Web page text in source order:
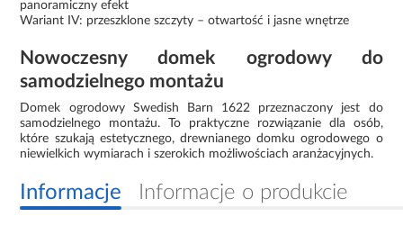
panoramiczny efekt
Wariant IV: przeszklone szczyty – otwartość i jasne wnętrze
Nowoczesny domek ogrodowy do
samodzielnego montażu
Domek ogrodowy Swedish Barn 1622 przeznaczony jest do
samodzielnego montażu. To praktyczne rozwiązanie dla osób,
które szukają estetycznego, drewnianego domku ogrodowego o
niewielkich wymiarach i szerokich możliwościach aranżacyjnych.
Informacje Informacje o produkcie